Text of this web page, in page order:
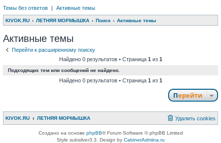
Темы без ответов | Активные темы
KIVOK.RU ЛЕТНЯЯ МОРМЫШКА Поиск Активные темы
Активные темы
Перейти к расширенному поиску
Найдено 0 результатов • Страница 1 из 1
Подходящих тем или сообщений не найдено.
Найдено 0 результатов • Страница 1 из 1
Перейти
KIVOK.RU ЛЕТНЯЯ МОРМЫШКА Удалить cookies
Создано на основе phpBB® Forum Software © phpBB Limited
Style subsilver3.3. Design by CabinetAdmina.ru